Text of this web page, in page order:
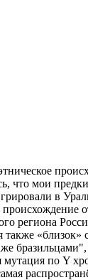
что мои
в
региона
также «близок»
по Y